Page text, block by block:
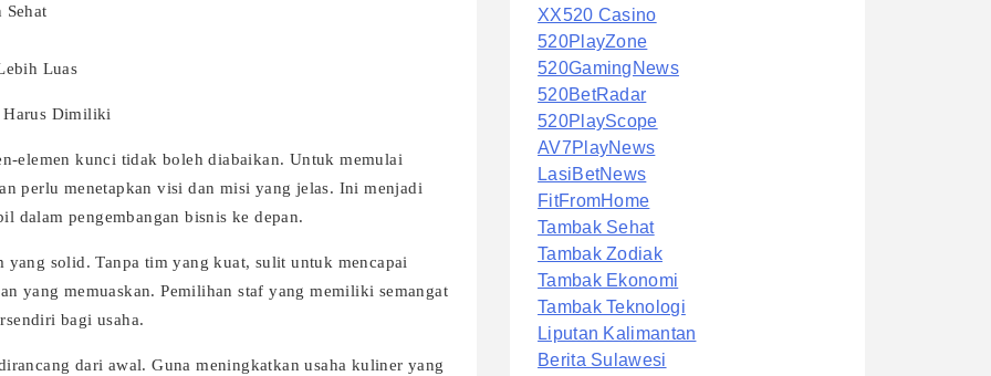
Sehat
Luas
Dimiliki
elemen kunci tidak boleh diabaikan. Untuk memulai
perlu menetapkan visi dan misi yang jelas. Ini menjadi
dalam pengembangan bisnis ke depan.
solid. Tanpa tim yang kuat, sulit untuk mencapai
yang memuaskan. Pemilihan staf yang memiliki semangat
bagi usaha.
dari awal. Guna meningkatkan usaha kuliner yang
XX520 Casino
520PlayZone
520GamingNews
520BetRadar
520PlayScope
AV7PlayNews
LasiBetNews
FitFromHome
Tambak Sehat
Tambak Zodiak
Tambak Ekonomi
Tambak Teknologi
Liputan Kalimantan
Berita Sulawesi